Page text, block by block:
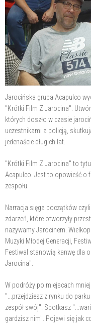
Jarocińska grupa Acapulco
"Krótki Film Z Jarocina".
których doszło w czasie
uczestnikami a policją,
jedenaście długich lat.
"Krótki Film Z Jarocina" to
Acapulco. Jest to opowieść o
zespołu.
Narracja sięga początków
zdarzeń, które otworzyły
nazywamy Jarocinem.
Muzyki Młodej Generacji,
Festiwal stanowią kanwę dla
Jarocina".
W podróży po miejscach
"...przejdziesz z rynku do
zespół swój". Spotkasz
gardzisz nim". Pojawi się jak